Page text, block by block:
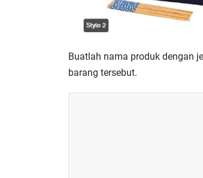
Buatlah nama produk dengan
barang tersebut.